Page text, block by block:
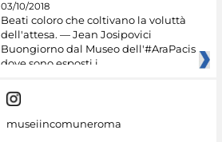
03/10/2018
Beati coloro che coltivano la voluttà
dell'attesa. — Jean Josipovici
Buongiorno dal Museo dell'#AraPacis
dove sono esposti i
museiincomuneroma